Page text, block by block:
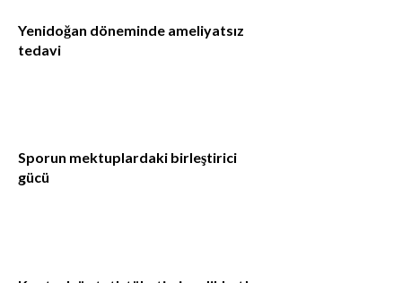
Yenidoğan döneminde ameliyatsız
tedavi
Sporun mektuplardaki birleştirici
gücü